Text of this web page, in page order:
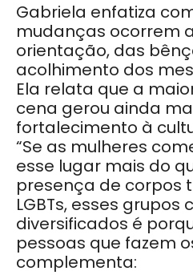
Gabriela enfatiza
mudanças ocorrem
orientação, das
acolhimento dos
Ela relata que a
cena gerou ainda
fortalecimento à
“Se as mulheres
esse lugar mais do
presença de corpos
LGBTs, esses
diversificados é
pessoas que fazem
complementa: